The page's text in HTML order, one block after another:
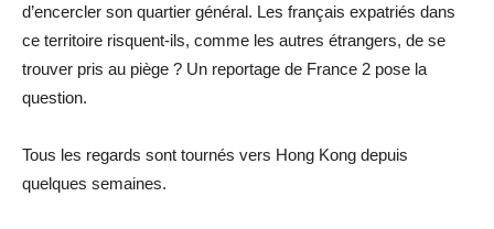
d’encercler son quartier général. Les français expatriés dans
ce territoire risquent-ils, comme les autres étrangers, de se
trouver pris au piège ? Un reportage de France 2 pose la
question.
Tous les regards sont tournés vers Hong Kong depuis
quelques semaines.